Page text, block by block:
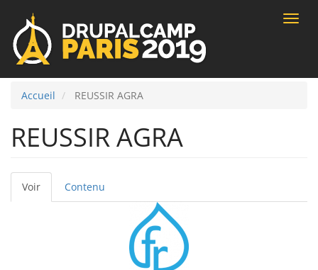
Toggle
Accueil REUSSIR AGRA
REUSSIR AGRA
Onglets
principaux
Voir (onglet
actif)
Contenu